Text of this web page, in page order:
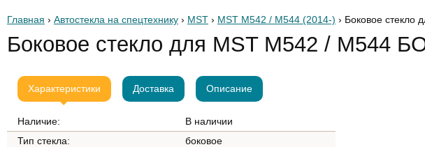
Главная › Автостекла на спецтехнику › MST › MST M542 / M544 (2014-) › Боковое стекло
Боковое стекло для MST M542 / M544
Характеристики Доставка Описание
Наличие:
В наличии
Тип стекла:
боковое